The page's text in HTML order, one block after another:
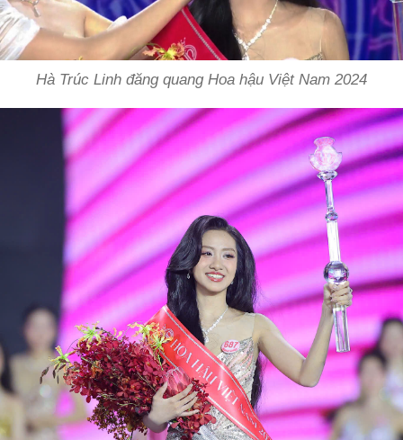
Hà Trúc Linh đăng quang Hoa hậu Việt Nam 2024